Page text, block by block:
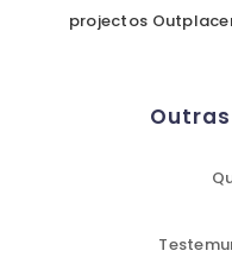
projectos